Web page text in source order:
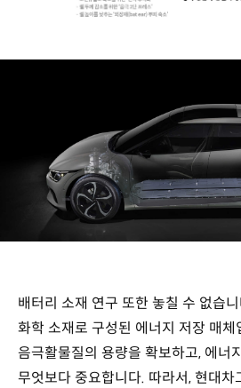
배터리 소재 연구 또한 놓칠 수 없습
화학 소재로 구성된 에너지 저장 매
음극활물질의 용량을 확보하고, 에너
무엇보다 중요합니다. 따라서, 현대차